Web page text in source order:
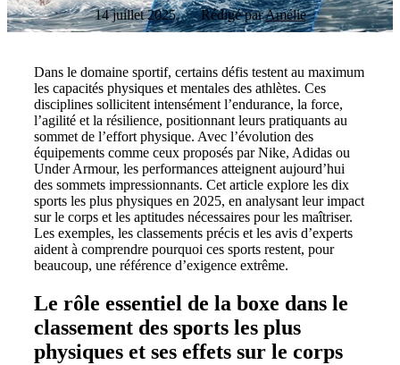
14 juillet 2025 Rédigé parAmélie
Dans le domaine sportif, certains défis testent au maximum
les capacités physiques et mentales des athlètes. Ces
disciplines sollicitent intensément l’endurance, la force,
l’agilité et la résilience, positionnant leurs pratiquants au
sommet de l’effort physique. Avec l’évolution des
équipements comme ceux proposés par Nike, Adidas ou
Under Armour, les performances atteignent aujourd’hui
des sommets impressionnants. Cet article explore les dix
sports les plus physiques en 2025, en analysant leur impact
sur le corps et les aptitudes nécessaires pour les maîtriser.
Les exemples, les classements précis et les avis d’experts
aident à comprendre pourquoi ces sports restent, pour
beaucoup, une référence d’exigence extrême.
Le rôle essentiel de la boxe dans le
classement des sports les plus
physiques et ses effets sur le corps